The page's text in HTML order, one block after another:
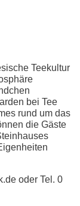
Teekultur
bei Tee
rund um das
die Gäste
oder Tel. 0